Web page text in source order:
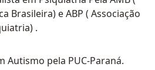
Brasileira) e ABP ( Associação
.
Autismo pela PUC-Paraná.